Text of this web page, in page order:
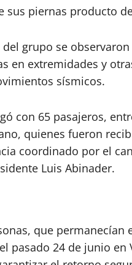
sus piernas producto
grupo se
en extremidades y
sísmicos.
con 65 pasajeros,
quienes fueron
coordinado por el
Luis Abinader.
que
pasado 24 de junio en